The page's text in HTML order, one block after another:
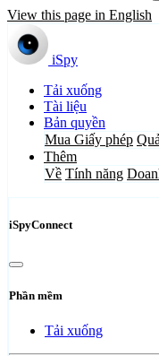
View this page in English
iSpy
Tải xuống
Tài liệu
Bản quyền
Mua Giấy phép
Thêm
Về Tính năng
iSpyConnect
Phần mềm
Tải xuống